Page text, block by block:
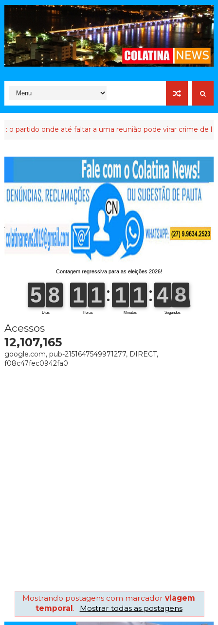
onde até faltar a uma reunião pode virar crime de lesa-
Acessos
12,107,165
google.com, pub-2151647549971277, DIRECT,
f08c47fec0942fa0
Mostrando postagens com marcadorviagem
temporal . Mostrar todas as postagens